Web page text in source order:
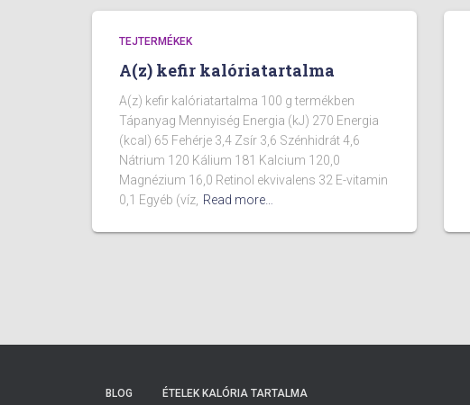
TEJTERMÉKEK
A(z) kefir kalóriatartalma
A(z) kefir kalóriatartalma 100 g termékben
Tápanyag Mennyiség Energia (kJ) 270 Energia
(kcal) 65 Fehérje 3,4 Zsír 3,6 Szénhidrát 4,6
Nátrium 120 Kálium 181 Kalcium 120,0
Magnézium 16,0 Retinol ekvivalens 32 E-vitamin
0,1 Egyéb (víz, Read more…
BLOG ÉTELEK KALÓRIA TARTALMA